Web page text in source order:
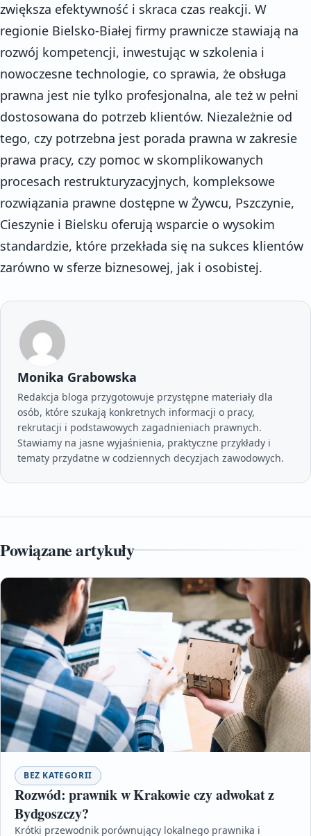
zwiększa efektywność i skraca czas reakcji. W
regionie Bielsko-Białej firmy prawnicze stawiają na
rozwój kompetencji, inwestując w szkolenia i
nowoczesne technologie, co sprawia, że obsługa
prawna jest nie tylko profesjonalna, ale też w pełni
dostosowana do potrzeb klientów. Niezależnie od
tego, czy potrzebna jest porada prawna w zakresie
prawa pracy, czy pomoc w skomplikowanych
procesach restrukturyzacyjnych, kompleksowe
rozwiązania prawne dostępne w Żywcu, Pszczynie,
Cieszynie i Bielsku oferują wsparcie o wysokim
standardzie, które przekłada się na sukces klientów
zarówno w sferze biznesowej, jak i osobistej.
Monika Grabowska
Redakcja bloga przygotowuje przystępne materiały dla
osób, które szukają konkretnych informacji o pracy,
rekrutacji i podstawowych zagadnieniach prawnych.
Stawiamy na jasne wyjaśnienia, praktyczne przykłady i
tematy przydatne w codziennych decyzjach zawodowych.
Powiązane artykuły
BEZ KATEGORII
Rozwód: prawnik w Krakowie czy adwokat z
Bydgoszczy?
Krótki przewodnik porównujący lokalnego prawnika i